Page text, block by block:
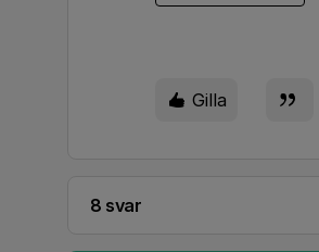
Gilla
8 svar